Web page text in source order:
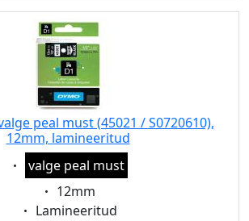
peal must (45021 / S0720610),
12mm, lamineeritud
Eigenschaft:
valge peal must
Eigenschaft:
12mm
Eigenschaft:
Lamineeritud